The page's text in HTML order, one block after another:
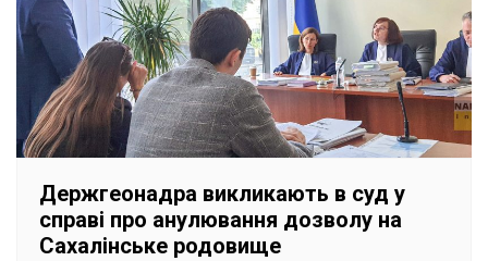
Держгеонадра викликають в суд у
справі про анулювання дозволу на
Сахалінське родовище